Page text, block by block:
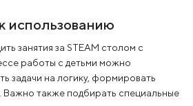
использованию
занятия за STEAM столом с
работы с детьми можно
задачи на логику, формировать
Важно также подбирать специальные